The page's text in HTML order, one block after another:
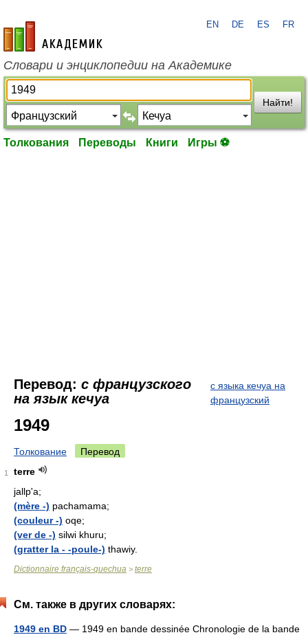
academic.ru
EN DE ES FR
Словари и энциклопедии на Академике
Найти!
Толкования Переводы Книги Игры ⚽
Перевод: с французского
на язык кечуа
с языка кечуа на
французский
1949
Толкование Перевод
1
terre
jallp'a;
(mère -) pachamama;
(couleur -) oqe;
(ver de -) silwi khuru;
(gratter la - -poule-) thawiy.
Dictionnaire français-quechua > terre
См. также в других словарях:
1949 en BD — 1949 en bande dessinée Chronologie de la bande